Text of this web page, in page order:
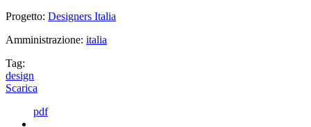
Progetto: Designers Italia
Amministrazione: italia
Tag:
design
Scarica
pdf